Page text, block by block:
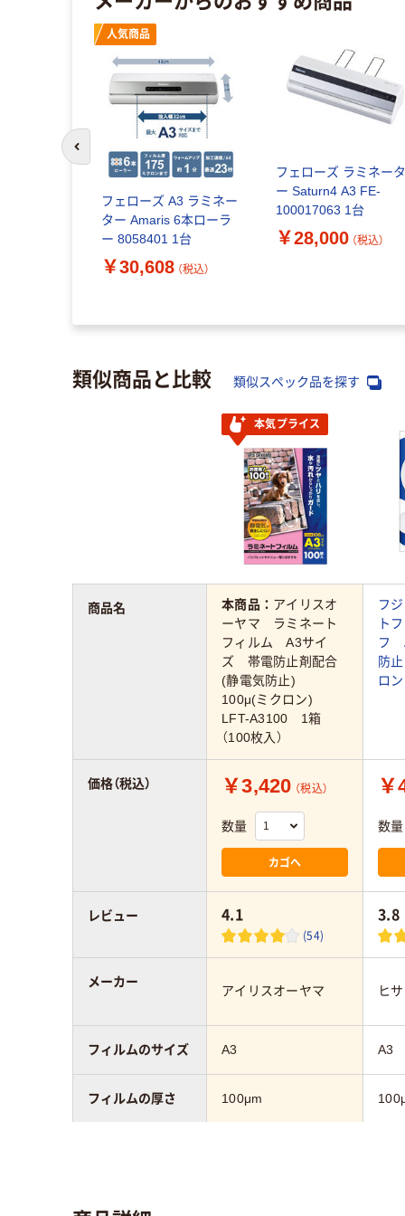
人気商品
フェローズ A3 ラミネー
ター Amaris 6本ローラ
ー 8058401 1台
￥30,608 （税込）
フェローズ ラミネータ
ー Saturn4 A3 FE-
100017063 1台
￥28,000 （税込）
前のスライドへ
類似商品と比較 類似スペック品を探す
本気プライス
本商品： アイリスオ
ーヤマ ラミネート
フィルム A3サイ
ズ 帯電防止剤配合
(静電気防止)
100μ(ミクロン)
LFT-A3100 1箱
（100枚入）
フ
ト
フ
防
ロ
￥3,420 （税込）
数量
カゴへ
￥
数量
4.1
(54)
3.8
アイリスオーヤマ ヒ
A3 A3
100μm
商品名
価格（税込）
レビュー
メーカー
フィルムのサイズ
フィルムの厚さ